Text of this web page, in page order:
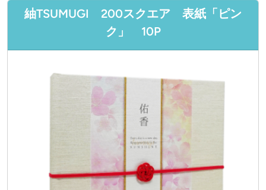
紬TSUMUGI 200スクエア 表紙「ピン
ク」 10P